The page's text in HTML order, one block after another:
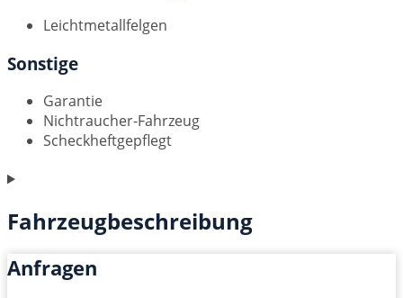
Leichtmetallfelgen
Sonstige
Garantie
Nichtraucher-Fahrzeug
Scheckheftgepflegt
Fahrzeugbeschreibung
Anfragen